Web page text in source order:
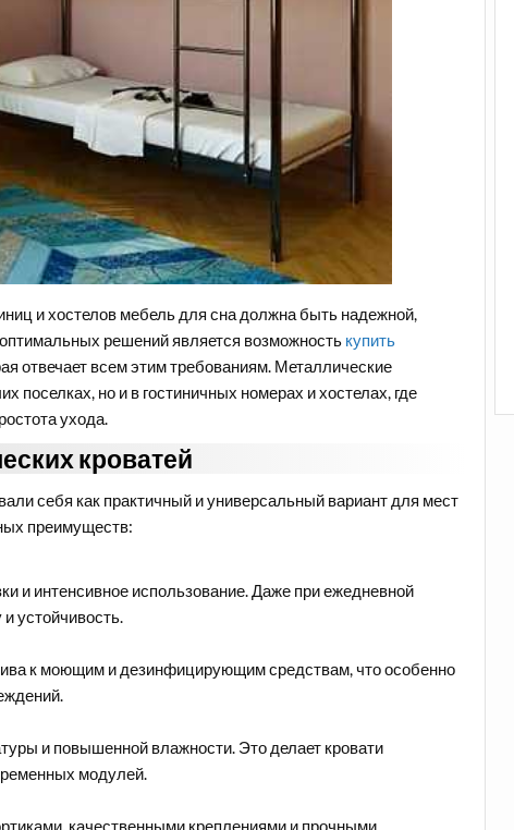
и хостелов мебель для сна должна быть надежной,
решений является возможность купить
отвечает всем этим требованиям. Металлические
поселках, но и в гостиничных номерах и хостелах, где
ухода.
кроватей
себя как практичный и универсальный вариант для мест
преимуществ:
и интенсивное использование. Даже при ежедневной
устойчивость.
к моющим и дезинфицирующим средствам, что особенно
и повышенной влажности. Это делает кровати
модулей.
качественными креплениями и прочными